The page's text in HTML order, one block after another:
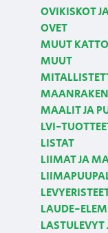
OVIKISKOT
OVET
MUUT
MUUT
MAALIT JA
LVI-
LISTAT
LIIMAT JA
LAUDE-